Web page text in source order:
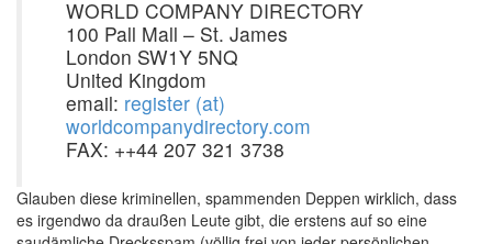
WORLD COMPANY DIRECTORY
100 Pall Mall – St. James
London SW1Y 5NQ
United Kingdom
email: register (at)
worldcompanydirectory.com
FAX: ++44 207 321 3738
Glauben diese kriminellen, spammenden Deppen wirklich, dass
es irgendwo da draußen Leute gibt, die erstens auf so eine